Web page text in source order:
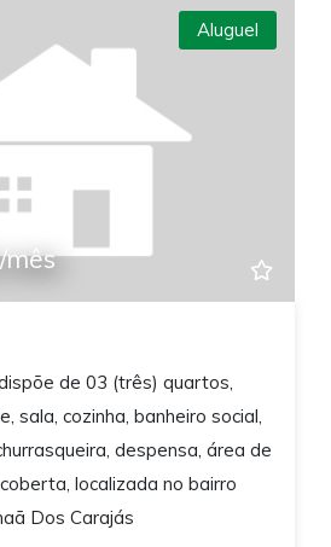
Aluguel
mês
de 03 (três) quartos,
sala, cozinha, banheiro social,
despensa, área de
localizada no bairro
Dos Carajás